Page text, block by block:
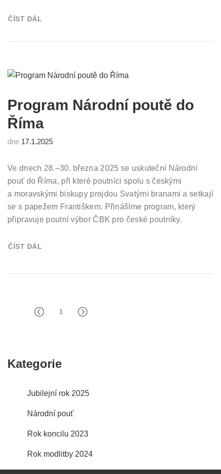
ČÍST DÁL
Program Národní poutě do
Říma
dne 17.1.2025
Ve dnech 28.–30. března 2025 se uskuteční Národní
pouť do Říma, při které poutníci spolu s českými
a moravskými biskupy projdou Svatými branami a setkají
se s papežem Františkem. Přinášíme program, který
připravuje poutní výbor ČBK pro české poutníky.
ČÍST DÁL
1
Kategorie
Jubilejní rok 2025
Národní pouť
Rok koncilu 2023
Rok modlitby 2024